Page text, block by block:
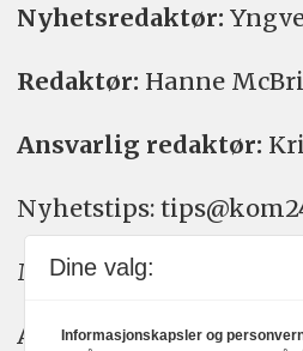
Nyhetsredaktør:
Redaktør: Hanne
Ansvarlig redaktør:
Nyhetstips:
Meninger:
Annonse:
Dine valg:
Informasjonskapsler og